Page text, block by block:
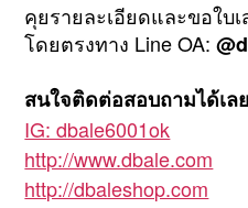
คุยรายละเอียดและขอใบ
โดยตรงทาง Line OA:
สนใจติดต่อสอบถามได้เล
IG: dbale6001ok
http://www.dbale.com
http://dbaleshop.com